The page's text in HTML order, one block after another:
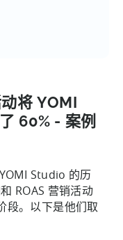
将 YOMI
60% - 案例
Studio 的历
ROAS 营销活动
段。以下是他们取